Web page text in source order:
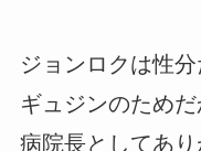
ジョンロクは性分
ギュジンのためだ
病院長としてあ